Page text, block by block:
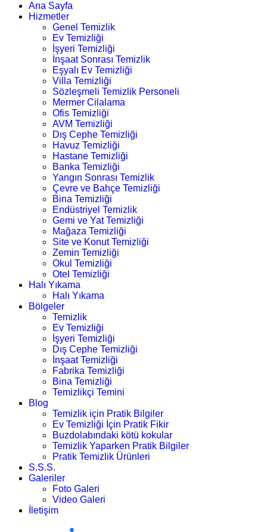
Ana Sayfa
Hizmetler
Genel Temizlik
Ev Temizliği
İşyeri Temizliği
İnşaat Sonrası Temizlik
Eşyalı Ev Temizliği
Villa Temizliği
Sözleşmeli Temizlik Personeli
Mermer Cilalama
Ofis Temizliği
AVM Temizliği
Dış Cephe Temizliği
Havuz Temizliği
Hastane Temizliği
Banka Temizliği
Yangın Sonrası Temizlik
Çevre ve Bahçe Temizliği
Bina Temizliği
Endüstriyel Temizlik
Gemi ve Yat Temizliği
Mağaza Temizliği
Site ve Konut Temizliği
Zemin Temizliği
Okul Temizliği
Otel Temizliği
Halı Yıkama
Halı Yıkama
Bölgeler
Temizlik
Ev Temizliği
İşyeri Temizliği
Dış Cephe Temizliği
İnşaat Temizliği
Fabrika Temizliği
Bina Temizliği
Temizlikçi Temini
Blog
Temizlik için Pratik Bilgiler
Ev Temizliği İçin Pratik Fikir
Buzdolabındaki kötü kokular
Temizlik Yaparken Pratik Bilgiler
Pratik Temizlik Ürünleri
S.S.S.
Galeriler
Foto Galeri
Video Galeri
İletişim